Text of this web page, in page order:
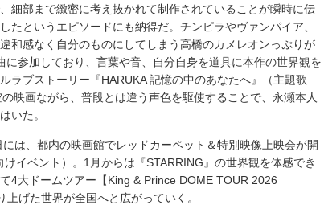
細部まで緻密に考え抜かれて制作されていることが瞬時に伝
たというエピソードにも納得だ。チンピラやヴァンパイア、
和感なく自分のものにしてしまう高橋のカメレオンっぷりが
参加しており、言葉や音、自分自身を道具に本作の世界観を
ラブストーリー『HARUKA 記憶の中のあなたへ』（主題歌
映画ながら、普段とは違う声色を駆使することで、永瀬本人
いた。
は、都内の映画館でレッドカーペット＆特別映像上映会が開
イベント）。1月からは『STARRING』の世界観を体感でき
4大ドームツアー【King & Prince DOME TOUR 2026
げた世界が全国へと広がっていく。